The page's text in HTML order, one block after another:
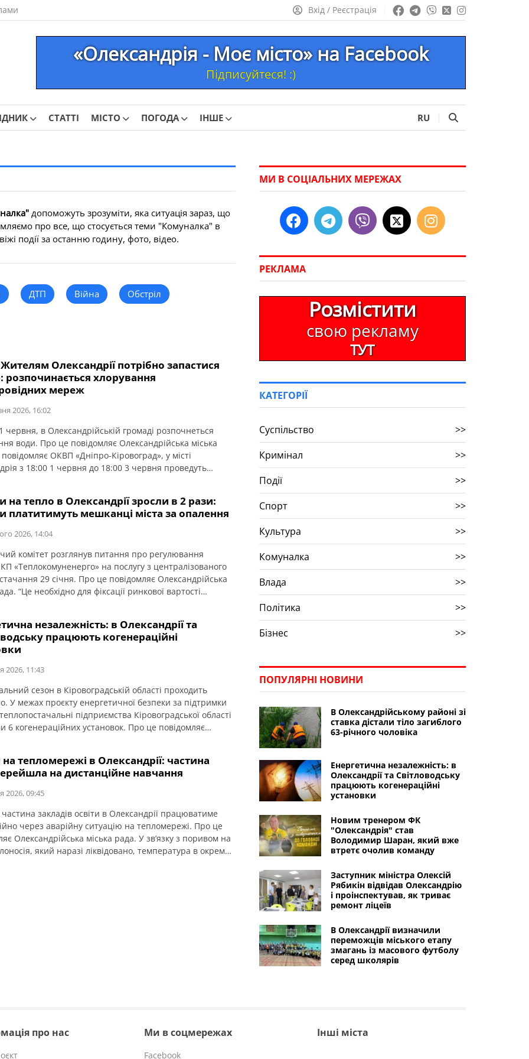
Вхід / Реєстрація
«Олександрія - Моє місто» на Facebook
Підписуйтеся! :)
СТАТТІ МІСТО ПОГОДА ІНШЕ RU
допоможуть зрозуміти, яка ситуація зараз, що
про все, що стосується теми "Комуналка" в
події за останню годину, фото, відео.
ДТП Війна Обстріл
Олександрії потрібно запастися
розпочинається хлорування
мереж
2026, 16:02
червня, в Олександрійській громаді розпочнеться
води. Про це повідомляє Олександрійська міська
ОКВП «Дніпро-Кіровоград», у місті
з 18:00 1 червня до 18:00 3 червня проведуть
споживачам рекомендують: Вода з
вмістом хлору буде […]
на тепло в Олександрії зросли в 2 рази:
платитимуть мешканці міста за опалення
2026, 14:04
комітет розглянув питання про регулювання
«Теплокомуненерго» на послугу з централізованого
29 січня. Про це повідомляє Олександрійська
“Це необхідно для фіксації ринкової вартості
– 1712,20 гривень за 1 Гкал. Різницю […]
незалежність: в Олександрії та
працюють когенераційні
2026, 11:43
сезон в Кіровоградській області проходить
У межах проєкту енергетичної безпеки за підтримки
підприємства Кіровоградської області
6 когенераційних установок. Про це повідомляє
монтажу й пусконалагоджувальних робіт.
на тепломережі в Олександрії: частина
на дистанційне навчання
2026, 09:45
частина закладів освіти в Олександрії працюватиме
через аварійну ситуацію на тепломережі. Про це
Олександрійська міська рада. У зв’язку з поривом на
який наразі ліквідовано, температура в окремих
МИ В СОЦІАЛЬНИХ МЕРЕЖАХ
РЕКЛАМА
Розмістити
свою рекламу
ТУТ
КАТЕГОРІЇ
Суспільство
>>
Кримінал
>>
Події
>>
Спорт
>>
Культура
>>
Комуналка
>>
Влада
>>
Політика
>>
Бізнес
>>
ПОПУЛЯРНІ НОВИНИ
В Олександрійському районі зі
ставка дістали тіло загиблого
63-річного чоловіка
Енергетична незалежність: в
Олександрії та Світловодську
працюють когенераційні
установки
Новим тренером ФК
"Олександрія" став
Володимир Шаран, який вже
втретє очолив команду
Заступник міністра Олексій
Рябикін відвідав Олександрію
і проінспектував, як триває
ремонт ліцеїв
В Олександрії визначили
переможців міського етапу
змагань із масового футболу
серед школярів
про нас Ми в соцмережах
Facebook
Інші міста